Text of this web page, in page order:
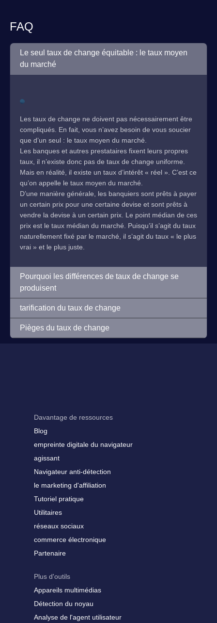
FAQ
Le seul taux de change équitable : le taux moyen
du marché
Les taux de change ne doivent pas nécessairement être
compliqués. En fait, vous n’avez besoin de vous soucier
que d’un seul : le taux moyen du marché.
Les banques et autres prestataires fixent leurs propres
taux, il n’existe donc pas de taux de change uniforme.
Mais en réalité, il existe un taux d’intérêt « réel ». C’est ce
qu’on appelle le taux moyen du marché.
D’une manière générale, les banquiers sont prêts à payer
un certain prix pour une certaine devise et sont prêts à
vendre la devise à un certain prix. Le point médian de ces
prix est le taux médian du marché. Puisqu’il s’agit du taux
naturellement fixé par le marché, il s’agit du taux « le plus
vrai » et le plus juste.
Pourquoi les différences de taux de change se
produisent
tarification du taux de change
Pièges du taux de change
Davantage de ressources
Blog
empreinte digitale du navigateur
agissant
Navigateur anti-détection
le marketing d'affiliation
Tutoriel pratique
Utilitaires
réseaux sociaux
commerce électronique
Partenaire
Plus d'outils
Appareils multimédias
Détection du noyau
Analyse de l'agent utilisateur